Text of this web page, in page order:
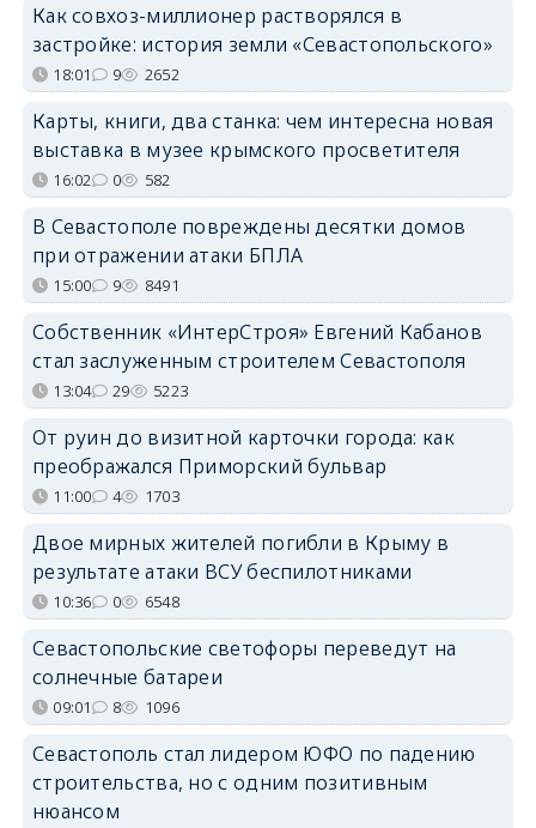
Как совхоз-миллионер растворялся в
застройке: история земли «Севастопольского»
18:01 9 2652
Карты, книги, два станка: чем интересна новая
выставка в музее крымского просветителя
16:02 0 582
В Севастополе повреждены десятки домов
при отражении атаки БПЛА
15:00 9 8491
Собственник «ИнтерСтроя» Евгений Кабанов
стал заслуженным строителем Севастополя
13:04 29 5223
От руин до визитной карточки города: как
преображался Приморский бульвар
11:00 4 1703
Двое мирных жителей погибли в Крыму в
результате атаки ВСУ беспилотниками
10:36 0 6548
Севастопольские светофоры переведут на
солнечные батареи
09:01 8 1096
Севастополь стал лидером ЮФО по падению
строительства, но с одним позитивным
нюансом